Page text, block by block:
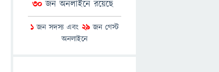
30জন অনলাইনে রয়েছে
1 জন সদস্য এবং 29 জন গেস্ট
অনলাইনে